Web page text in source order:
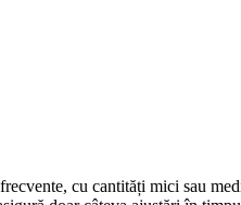
cu cantități mici sau